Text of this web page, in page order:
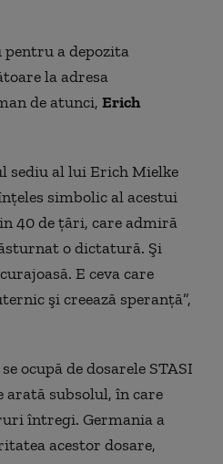
a depozita
la adresa
de atunci, Erich
sediu al lui Erich Mielke
simbolic al acestui
40 de ţări, care admiră
o dictatură. Şi
E ceva care
şi creează speranţă”,
ocupă de dosarele STASI
arată subsolul, în care
întregi. Germania a
acestor dosare,